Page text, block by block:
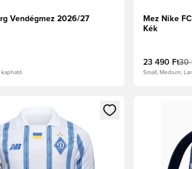
Vendégmez 2026/27
Mez Nike
Kék
23 490 Ft30
Small, Medium,
regisztrációhoz
modált a bejelentkezéshez vagy a tagként
Megnyit